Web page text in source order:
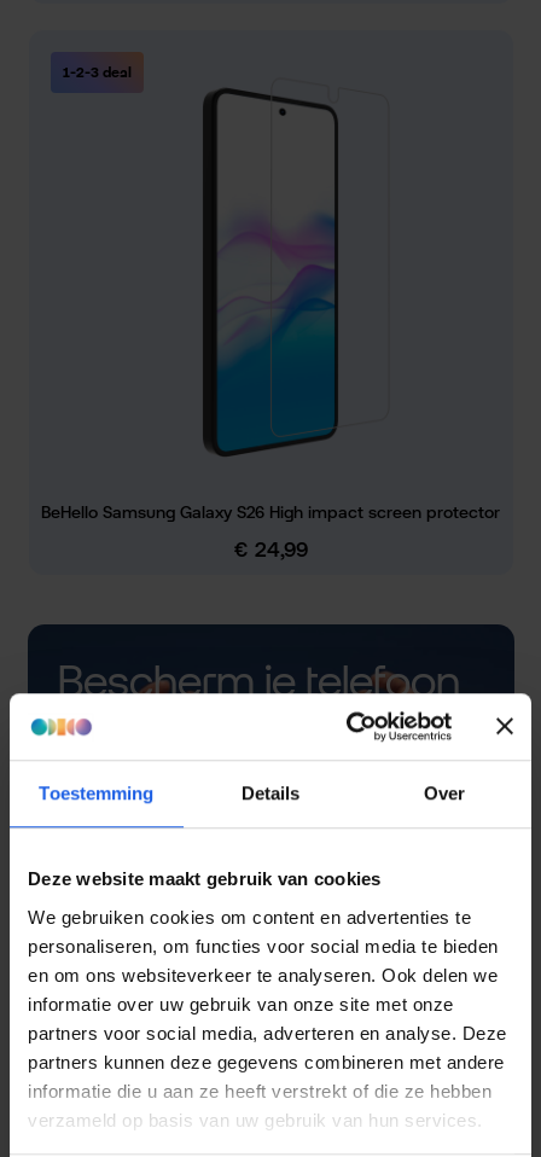
Toestemming Details Over
Deze website maakt gebruik van cookies
We gebruiken cookies om content en advertenties te
personaliseren, om functies voor social media te bieden
en om ons websiteverkeer te analyseren. Ook delen we
informatie over uw gebruik van onze site met onze
partners voor social media, adverteren en analyse. Deze
partners kunnen deze gegevens combineren met andere
informatie die u aan ze heeft verstrekt of die ze hebben
verzameld op basis van uw gebruik van hun services.
1-2-3 deal
BeHello Samsung Galaxy S26 High impact screen protector
Normale prijs:
€ 24,99
Bescherm je telefoon
met een hoesje